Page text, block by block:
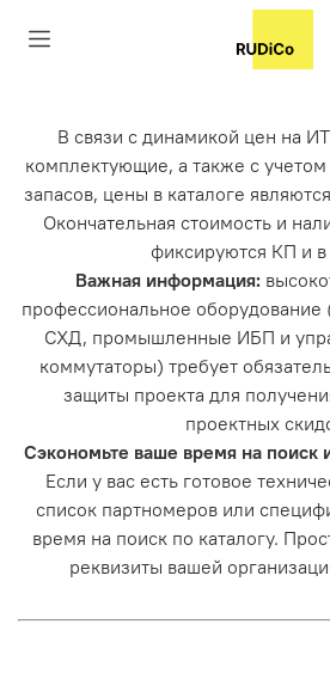
В связи с динамикой цен на
комплектующие, а также с
запасов, цены в каталоге
Окончательная стоимость и
фиксируются КП и в
Важная информация:
профессиональное
СХД, промышленные ИБП и
коммутаторы) требует
защиты проекта для
проектных
Сэкономьте ваше время на поиск
Если у вас есть готовое
список партномеров или
время на поиск по каталогу.
реквизиты вашей